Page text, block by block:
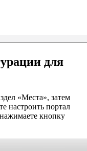
для
«Места», затем
настроить портал
кнопку